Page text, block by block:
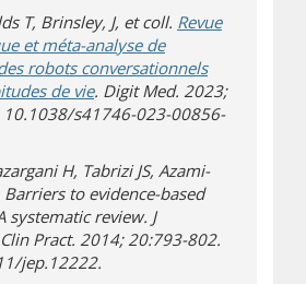
T, Brinsley, J, et coll. Revue
et méta-analyse de
robots conversationnels
de vie(s’ouvre dans une nouvelle
. Digit Med. 2023;
s41746-023-00856-
H, Tabrizi JS, Azami-
Barriers to evidence-based
systematic review. J
Pract. 2014; 20:793-802.
jep.12222.